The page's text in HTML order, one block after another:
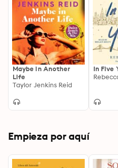
protect the ones she loves.
love? What does it mean to
Maybe in Another
Life
Taylor Jenkins Reid
In Five
Empieza por aquí